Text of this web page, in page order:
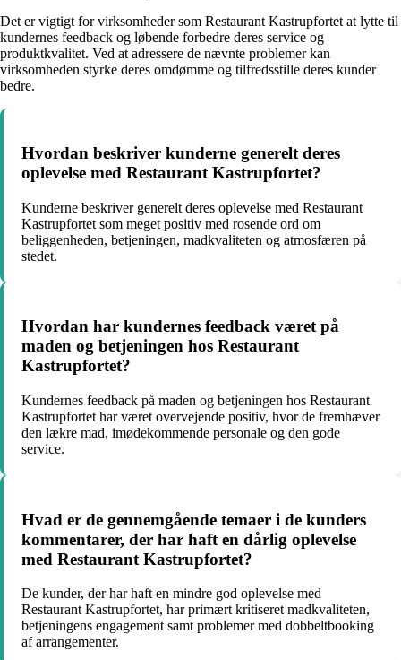
Det er vigtigt for virksomheder som Restaurant Kastrupfortet at lytte til
kundernes feedback og løbende forbedre deres service og
produktkvalitet. Ved at adressere de nævnte problemer kan
virksomheden styrke deres omdømme og tilfredsstille deres kunder
bedre.
Hvordan beskriver kunderne generelt deres
oplevelse med Restaurant Kastrupfortet?
Kunderne beskriver generelt deres oplevelse med Restaurant
Kastrupfortet som meget positiv med rosende ord om
beliggenheden, betjeningen, madkvaliteten og atmosfæren på
stedet.
Hvordan har kundernes feedback været på
maden og betjeningen hos Restaurant
Kastrupfortet?
Kundernes feedback på maden og betjeningen hos Restaurant
Kastrupfortet har været overvejende positiv, hvor de fremhæver
den lækre mad, imødekommende personale og den gode
service.
Hvad er de gennemgående temaer i de kunders
kommentarer, der har haft en dårlig oplevelse
med Restaurant Kastrupfortet?
De kunder, der har haft en mindre god oplevelse med
Restaurant Kastrupfortet, har primært kritiseret madkvaliteten,
betjeningens engagement samt problemer med dobbeltbooking
af arrangementer.